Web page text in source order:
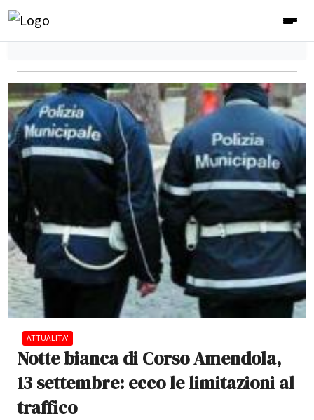
ATTUALITA'
Notte bianca di Corso Amendola,
13 settembre: ecco le limitazioni al
traffico